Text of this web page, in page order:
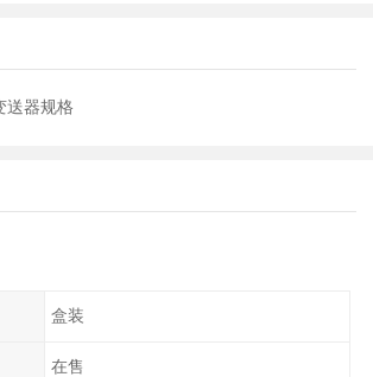
送器规格
盒装
在售